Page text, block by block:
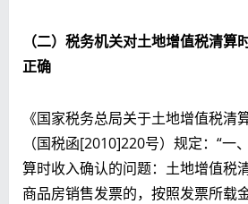
（二） 税务机关对土地增值税清算
正确
《国家税务总局关于土地增值税清
（国税函[2010]220号）规定：“一
算时收入确认的问题：土地增值税
商品房销售发票的，按照发票所载